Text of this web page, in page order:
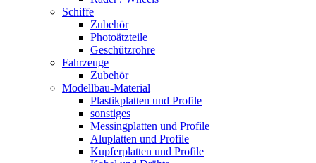
Schiffe
Zubehör
Photoätzteile
Geschützrohre
Fahrzeuge
Zubehör
Modellbau-Material
Plastikplatten und Profile
sonstiges
Messingplatten und Profile
Aluplatten und Profile
Kupferplatten und Profile